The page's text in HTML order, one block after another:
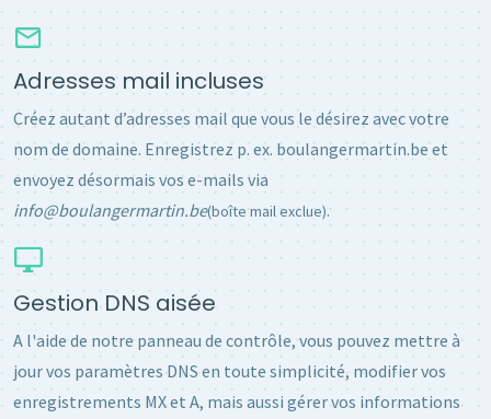
Adresses mail incluses
Créez autant d’adresses mail que vous le désirez avec votre
nom de domaine. Enregistrez p. ex. boulangermartin.be et
envoyez désormais vos e-mails via
info@boulangermartin.be(boîte mail exclue).
Gestion DNS aisée
A l'aide de notre panneau de contrôle, vous pouvez mettre à
jour vos paramètres DNS en toute simplicité, modifier vos
enregistrements MX et A, mais aussi gérer vos informations